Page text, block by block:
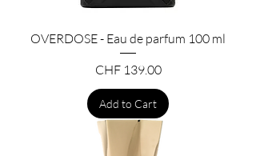
OVERDOSE - Eau de parfum 100 ml
Price
CHF 139.00
Add to Cart